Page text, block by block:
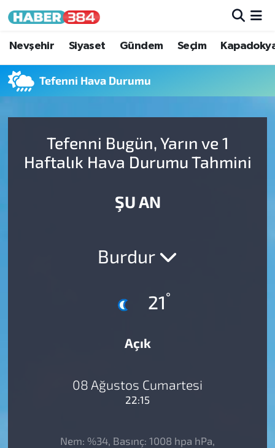
Nevşehir Siyaset Gündem Seçim
Tefenni Hava Durumu
Tefenni Bugün, Yarın ve 1
Haftalık Hava Durumu Tahmini
ŞU AN
Burdur
21°
Açık
08 Ağustos Cumartesi
22:15
Nem: %34, Basınç: 1008 hpa hPa,
Nöbetçi Eczaneler
Hava Durumu
Süper Lig Puan Durumu ve Fikstür
Tüm Manşetler
Son Dakika Haberleri